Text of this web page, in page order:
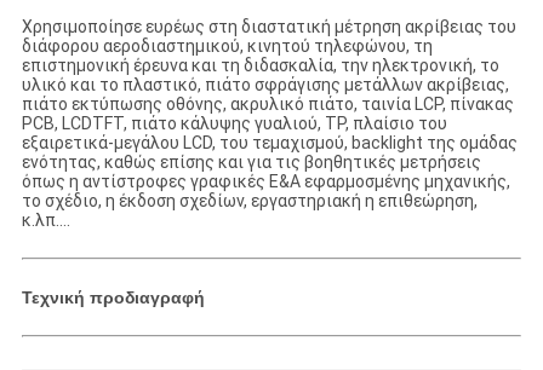
Χρησιμοποίησε ευρέως στη διαστατική μέτρηση ακρίβειας του
διάφορου αεροδιαστημικού, κινητού τηλεφώνου, τη
επιστημονική έρευνα και τη διδασκαλία, την ηλεκτρονική, το
υλικό και το πλαστικό, πιάτο σφράγισης μετάλλων ακρίβειας,
πιάτο εκτύπωσης οθόνης, ακρυλικό πιάτο, ταινία LCP, πίνακας
PCB, LCDTFT, πιάτο κάλυψης γυαλιού, TP, πλαίσιο του
εξαιρετικά-μεγάλου LCD, του τεμαχισμού, backlight της ομάδας
ενότητας, καθώς επίσης και για τις βοηθητικές μετρήσεις
όπως η αντίστροφες γραφικές Ε&Α εφαρμοσμένης μηχανικής,
το σχέδιο, η έκδοση σχεδίων, εργαστηριακή η επιθεώρηση,
κ.λπ….
Τεχνική προδιαγραφή